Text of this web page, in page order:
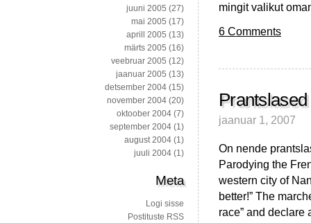
mingit valikut
6 Comments
jaanuar 1, 2007
On nende
Parodying the
western city of
better!” The
race” and
juuni 2005 (27)
mai 2005 (17)
aprill 2005 (13)
märts 2005 (16)
veebruar 2005 (12)
jaanuar 2005 (13)
detsember 2004 (15)
november 2004 (20)
oktoober 2004 (7)
september 2004 (1)
august 2004 (1)
juuli 2004 (1)
Meta
Logi sisse
Postituste RSS